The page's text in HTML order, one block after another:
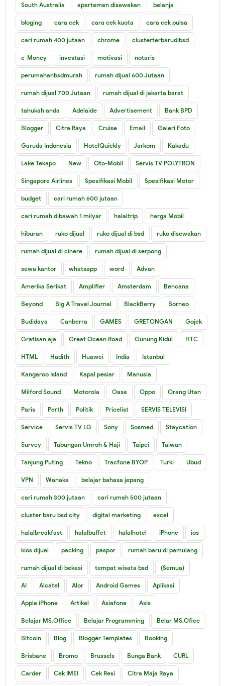
South Australia apartemen disewakan belanja
bloging cara cek cara cek kuota cara cek pulsa
cari rumah 400 jutaan chrome clusterterbarudibsd
e-Money investasi motivasi notaris
perumahanbsdmurah rumah dijual 600 Jutaan
rumah dijual 700 Jutaan rumah dijual di jakarta barat
tahukah anda Adelaide Advertisement Bank BPD
Blogger Citra Raya Cruise Email Galeri Foto
Garuda Indonesia HotelQuickly Jarkom Kakadu
Lake Tekapo New Oto-Mobil Servis TV POLYTRON
Singapore Airlines Spesifikasi Mobil Spesifikasi Motor
budget cari rumah 600 jutaan
cari rumah dibawah 1 milyar halaltrip harga Mobil
hiburan ruko dijual ruko dijual di bsd ruko disewakan
rumah dijual di cinere rumah dijual di serpong
sewa kantor whatsapp word Advan
Amerika Serikat Amplifier Amsterdam Bencana
Beyond Big A Travel Journal BlackBerry Borneo
Budidaya Canberra GAMES GRETONGAN Gojek
Gratisan aja Great Ocean Road Gunung Kidul HTC
HTML Hadith Huawei India Istanbul
Kangaroo Island Kapal pesiar Manusia
Milford Sound Motorola Oase Oppo Orang Utan
Paris Perth Politik Pricelist SERVIS TELEVISI
Service Servis TV LG Sony Sosmed Staycation
Survey Tabungan Umroh & Haji Taipei Taiwan
Tanjung Puting Tekno Tracfone BYOP Turki Ubud
VPN Wanaka belajar bahasa jepang
cari rumah 300 jutaan cari rumah 500 jutaan
cluster baru bsd city digital marketing excel
halalbreakfast halalbuffet halalhotel iPhone ios
kios dijual packing paspor rumah baru di pamulang
rumah dijual di bekasi tempat wisata bsd (Semua)
AI Alcatel Alor Android Games Aplikasi
Apple iPhone Artikel Asiafone Axis
Belajar MS.Office Belajar Programming Belar MS.Ofice
Bitcoin Blog Blogger Templates Booking
Brisbane Bromo Brussels Bunga Bank CURL
Carder Cek IMEI Cek Resi Citra Maja Raya